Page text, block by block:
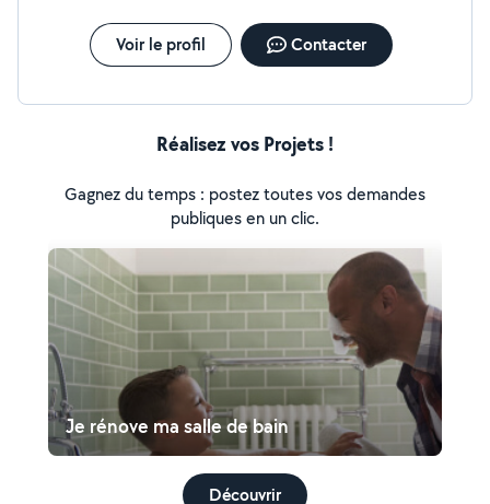
Voir le profil Contacter
Réalisez vos Projets !
Gagnez du temps : postez toutes vos demandes
publiques en un clic.
Je rénove ma salle de bain
Découvrir